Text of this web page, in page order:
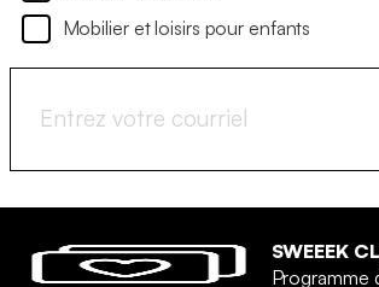
Mobilier et loisirs pour enfants
SWEEEK
Programme